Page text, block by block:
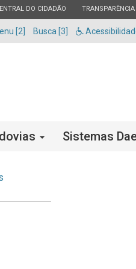
DO CIDADÃO ESTADO
TRANSPARÊNCIA
[2] Busca [3]
Sistemas